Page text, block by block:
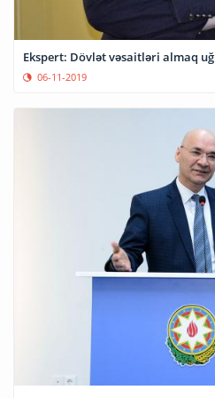
Ekspert: Dövlət vəsaitləri almaq
06-11-2019